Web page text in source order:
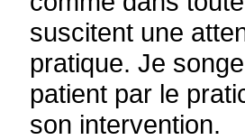
suscitent une
pratique. Je
patient par le
son intervention.